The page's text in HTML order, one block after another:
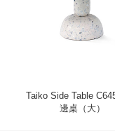
Taiko Side Table
邊桌（大）